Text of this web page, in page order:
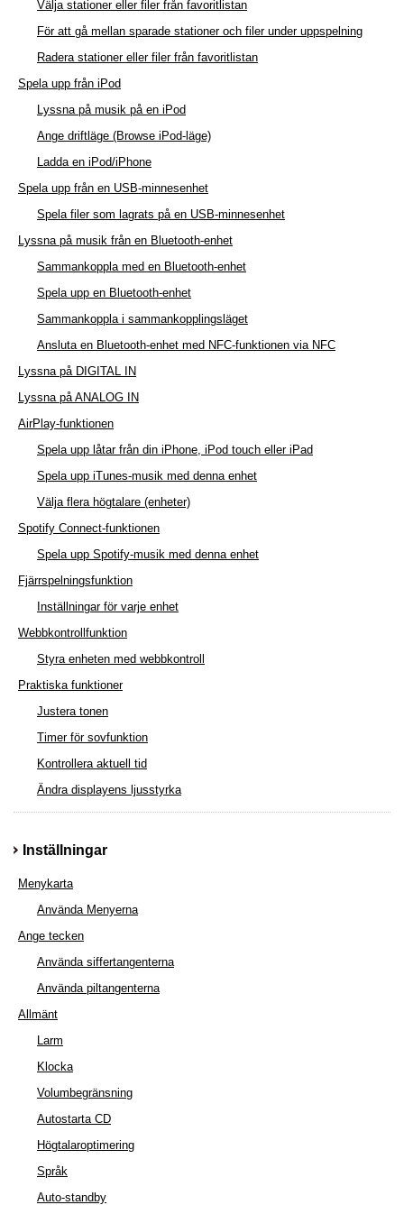
Välja stationer eller filer från favoritlistan
För att gå mellan sparade stationer och filer under uppspelning
Radera stationer eller filer från favoritlistan
Spela upp från iPod
Lyssna på musik på en iPod
Ange driftläge (Browse iPod-läge)
Ladda en iPod/iPhone
Spela upp från en USB-minnesenhet
Spela filer som lagrats på en USB-minnesenhet
Lyssna på musik från en Bluetooth-enhet
Sammankoppla med en Bluetooth-enhet
Spela upp en Bluetooth-enhet
Sammankoppla i sammankopplingsläget
Ansluta en Bluetooth-enhet med NFC-funktionen via NFC
Lyssna på DIGITAL IN
Lyssna på ANALOG IN
AirPlay-funktionen
Spela upp låtar från din iPhone, iPod touch eller iPad
Spela upp iTunes-musik med denna enhet
Välja flera högtalare (enheter)
Spotify Connect-funktionen
Spela upp Spotify-musik med denna enhet
Fjärrspelningsfunktion
Inställningar för varje enhet
Webbkontrollfunktion
Styra enheten med webbkontroll
Praktiska funktioner
Justera tonen
Timer för sovfunktion
Kontrollera aktuell tid
Ändra displayens ljusstyrka
Inställningar
Menykarta
Använda Menyerna
Ange tecken
Använda siffertangenterna
Använda piltangenterna
Allmänt
Larm
Klocka
Volumbegränsning
Autostarta CD
Högtalaroptimering
Språk
Auto-standby